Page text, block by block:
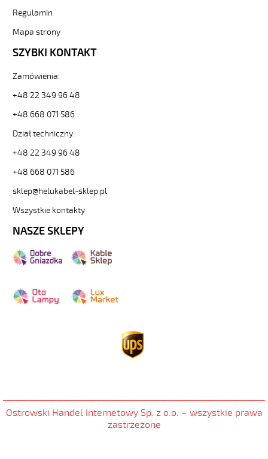
Regulamin
Mapa strony
SZYBKI KONTAKT
Zamówienia:
+48 22 349 96 48
+48 668 071 586
Dział techniczny:
+48 22 349 96 48
+48 668 071 586
sklep@helukabel-sklep.pl
Wszystkie kontakty
NASZE SKLEPY
Ostrowski Handel Internetowy Sp. z o.o. – wszystkie prawa
zastrzeżone